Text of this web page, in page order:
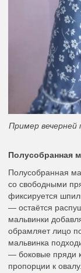
Пример вечерней
Полусобранная
Полусобранная
со свободными
фиксируется
— остаётся
мальвинки
обрамляет лицо
мальвинка
— боковые пряди
пропорции к овалу.